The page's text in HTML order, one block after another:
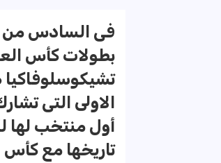
بطولات كأس
أول منتخب لها